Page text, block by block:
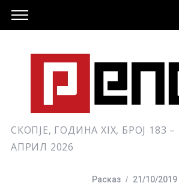
СКОПЈЕ, ГОДИНА XIX, БРОЈ 183
АПРИЛ 2026
Расказ 21/10/2019